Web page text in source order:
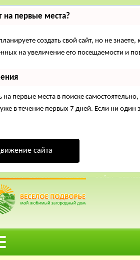
на первые места?
создать свой сайт, но не
на увеличение его посещаемости и
на первые места в поиске
в течение первых 7 дней. Если ни один
сайта
Апрель, 2015, 15:58:38
ФОРУМ ПОМОЩЬ КАЛЕНДАРЬ ВОЙТИ
не можете просматривать профили
войдите или